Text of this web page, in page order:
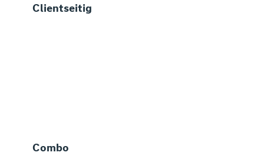
Clientseitig
Combo